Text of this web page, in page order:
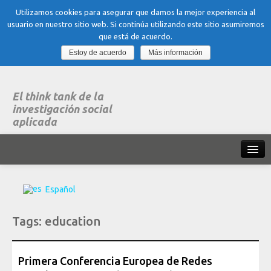
El think tank de la
investigación social
aplicada
Areas
de experiencia
Organización, Trabajo y Salud
Español
Tags: education
Primera Conferencia Europea de Redes
Utilizamos cookies para asegurar que damos la mejor experiencia al
usuario en nuestro sitio web. Si continúa utilizando este sitio asumiremos
que está de acuerdo.
Estoy de acuerdo
Más información